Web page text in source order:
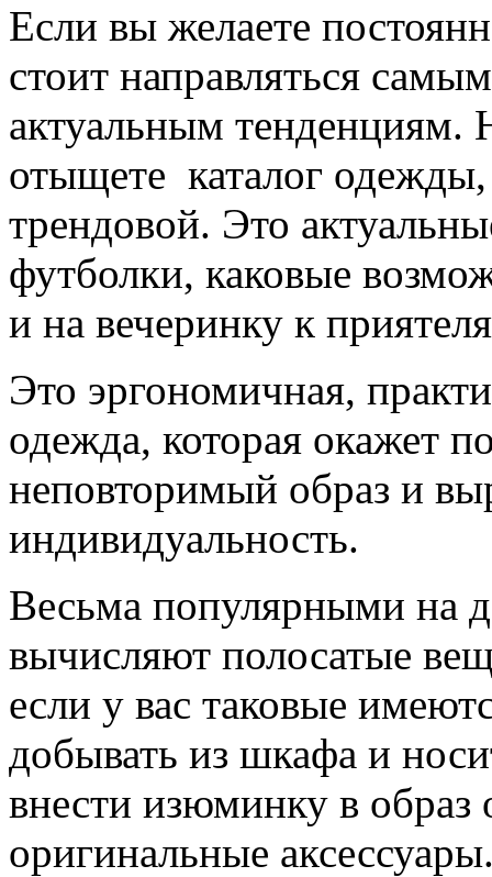
Если вы желаете
стоит направляться
актуальным тенденциям.
отыщете каталог
трендовой. Это
футболки, каковые
и на вечеринку к
Это эргономичная,
одежда, которая окажет
неповторимый образ и
индивидуальность.
Весьма популярными на
вычисляют полосатые
если у вас таковые
добывать из шкафа и
внести изюминку в
оригинальные